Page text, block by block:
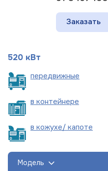
Заказать
520 кВт
передвижные
в контейнере
в кожухе/ капоте
Модель